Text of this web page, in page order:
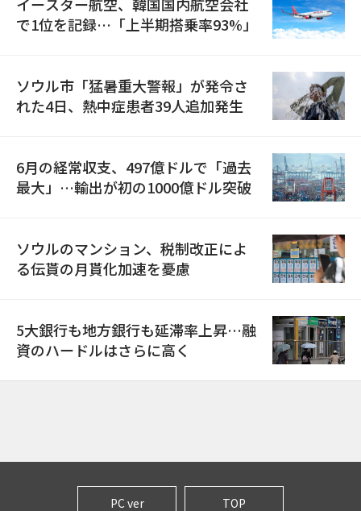
で1位を記録…「上半期搭乗率93%」
ソウル市「猛暑重大警報」が発令さ
れた4日、熱中症患者39人追加発生
6月の経常収支、497億ドルで「過去
最大」…輸出が初の1000億ドル突破
ソウルのマンション、税制改正によ
る伝貰の月貰化加速を憂慮
5大銀行も地方銀行も延滞率上昇…融
資のハードルはさらに高く
PC ver TOP